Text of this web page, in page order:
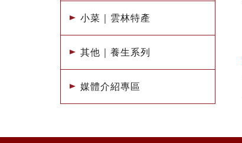
小菜｜雲林特產
其他｜養生系列
媒體介紹專區